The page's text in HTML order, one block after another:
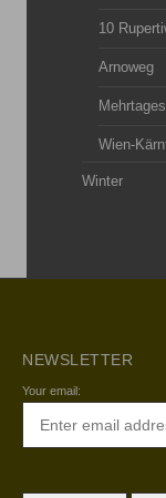
10
Arnoweg
Wien-
Winter
NEWSLETTER
Your email: